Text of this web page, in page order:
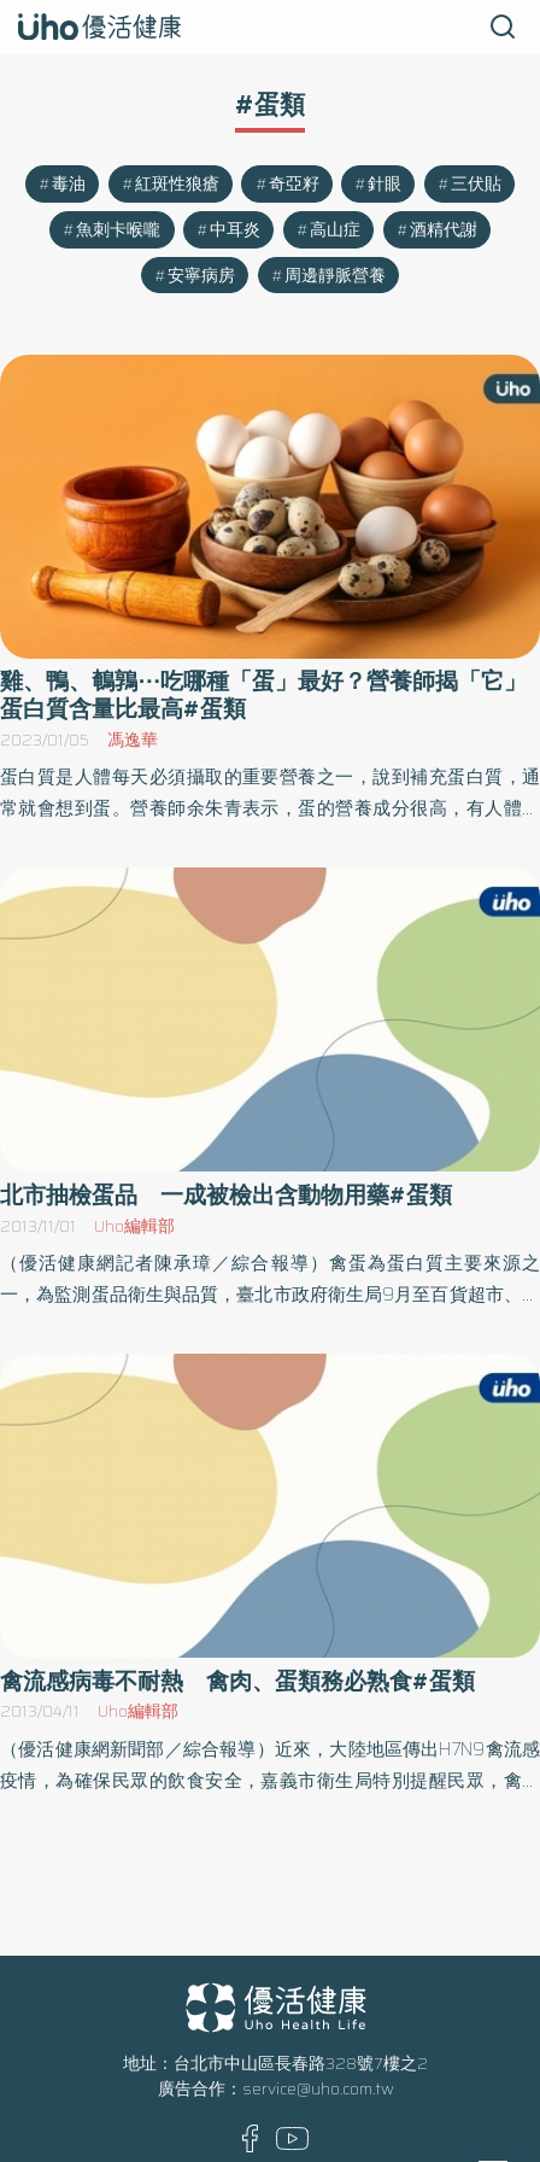
#蛋類
毒油 紅斑性狼瘡 奇亞籽 針眼
三伏貼
魚刺卡喉嚨
中耳炎 高山症
酒精代謝
安寧病房
周邊靜脈營養
雞、鴨、鵪鶉⋯吃哪種「蛋」最好？營養師揭「它」
蛋白質含量比最高#蛋類
2023/01/05 馮逸華
蛋白質是人體每天必須攝取的重要營養之一，說到補充蛋白質，通
常就會想到蛋。營養師余朱青表示，蛋的營養成分很高，有人體必
的營養成分：熱量、蛋白質、膽固醇及鈉含量等營養素比較。
北市抽檢蛋品 一成被檢出含動物用藥#蛋類
2013/11/01 Uho編輯部
（優活健康網記者陳承璋／綜合報導）禽蛋為蛋白質主要來源之
一，為監測蛋品衛生與品質，臺北市政府衛生局9月至百貨超市、烘
件產品，檢驗結果1件「鹹蛋」及1件「液蛋」檢出動物用藥不符規
定，不合格率10%，已令販售業者將該批不符規定蛋品下架，交由
地方衛生局及農業機關追查畜養供應來源。殘留藥量不足以危害人
體北市衛生局指出，此專案共抽驗20件禽蛋產品，包括5件生雞蛋、
5件皮蛋、5件鹹蛋、5件液蛋，檢驗項目為硝基呋喃代謝物、多重動
物用藥、氯黴素類（氯黴素、甲磺氯黴素、氟甲磺氯黴素）、鉛及
銅，檢驗結果1件「鹹蛋」及1件「液蛋」分別檢出氟甲磺氯黴素
0.0004ppm及0.013ppm（標準：不得檢出）不符規定，其餘均符
合規定。衛生局表示，此次檢出動物用藥微量雖不致危害人體，但
養殖業者應避免飼料交叉污染或藥物不當使用，造成違法殘留，違
規者也將依法開罰。
禽流感病毒不耐熱 禽肉、蛋類務必熟食#蛋類
2013/04/11 Uho編輯部
（優活健康網新聞部／綜合報導）近來，大陸地區傳出H7N9禽流感
疫情，為確保民眾的飲食安全，嘉義市衛生局特別提醒民眾，禽流
或熟食分區存放，避免交叉污染；儘量選購洗選蛋，沾有污漬的雞
蛋應先清洗乾淨後才放入冰箱貯存。 雞、鴨、鵝肉必須徹底煮熟再
食用，烹煮禽肉的中心溫度至少須達到攝氏70度、持續2分鐘才能完
全煮熟。如禽肉烹煮後仍有粉紅色肉汁流出或禽骨中心部份呈紅
色，應重新烹煮至「完全熟透」；及避免食用生雞蛋或把生雞蛋混
地址：台北市中山區長春路328號7樓之2
廣告合作： service@uho.com.tw